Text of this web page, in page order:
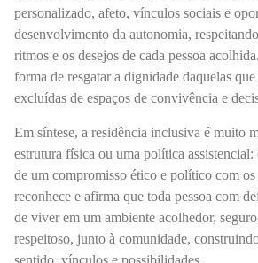
personalizado, afeto, vínculos sociais e
desenvolvimento da autonomia,
ritmos e os desejos de cada pessoa
forma de resgatar a dignidade daquelas
excluídas de espaços de convivência e
Em síntese, a residência inclusiva é muito
estrutura física ou uma política assistencial:
de um compromisso ético e político com
reconhece e afirma que toda pessoa com
de viver em um ambiente acolhedor,
respeitoso, junto à comunidade,
sentido, vínculos e possibilidades.